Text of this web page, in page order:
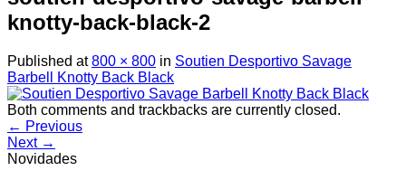
knotty-back-black-2
Published at800 × 800 in Soutien Desportivo Savage
Barbell Knotty Back Black
Both comments and trackbacks are currently closed.
← Previous
Next →
Novidades